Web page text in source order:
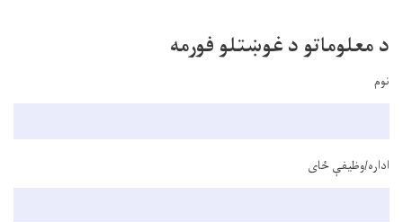
د معلوماتو د غوښتلو فورمه
نوم
اداره/وظیفې ځای